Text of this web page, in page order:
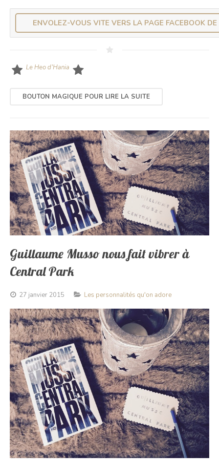
ENVOLEZ-VOUS VITE VERS LA PAGE FACEBOOK
Le Heo d’Hania
BOUTON MAGIQUE POUR LIRE LA SUITE
Guillaume Musso nous fait vibrer à
Central Park
27 janvier 2015 Les personnalités qu'on adore